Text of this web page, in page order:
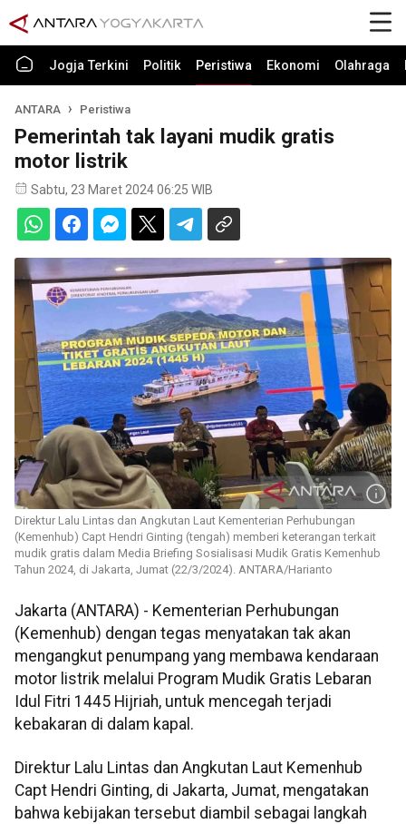
Jogja Terkini Politik Peristiwa Ekonomi Olahraga
ANTARA Peristiwa
Pemerintah tak layani mudik gratis
motor listrik
Sabtu, 23 Maret 2024 06:25 WIB
Direktur Lalu Lintas dan Angkutan Laut Kementerian Perhubungan
(Kemenhub) Capt Hendri Ginting (tengah) memberi keterangan terkait
mudik gratis dalam Media Briefing Sosialisasi Mudik Gratis Kemenhub
Tahun 2024, di Jakarta, Jumat (22/3/2024). ANTARA/Harianto
Jakarta (ANTARA) - Kementerian Perhubungan
(Kemenhub) dengan tegas menyatakan tak akan
mengangkut penumpang yang membawa kendaraan
motor listrik melalui Program Mudik Gratis Lebaran
Idul Fitri 1445 Hijriah, untuk mencegah terjadi
kebakaran di dalam kapal.
Direktur Lalu Lintas dan Angkutan Laut Kemenhub
Capt Hendri Ginting, di Jakarta, Jumat, mengatakan
bahwa kebijakan tersebut diambil sebagai langkah